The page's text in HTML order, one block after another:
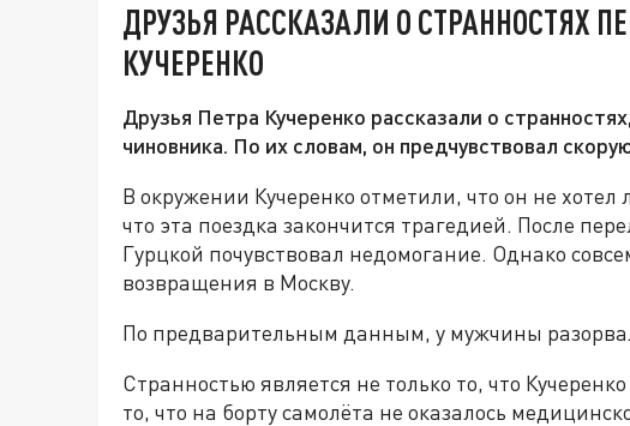
ДРУЗЬЯ РАССКАЗАЛИ О СТРАННОСТЯХ
КУЧЕРЕНКО
Друзья Петра Кучеренко рассказали о
чиновника. По их словам, он предчувствовал
В окружении Кучеренко отметили, что он не хотел
что эта поездка закончится трагедией. После
Гурцкой почувствовал недомогание. Однако
возвращения в Москву.
По предварительным данным, у мужчины
Странностью является не только то, что
то, что на борту самолёта не оказалось